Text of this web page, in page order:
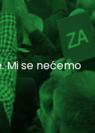
Mi se nećemo